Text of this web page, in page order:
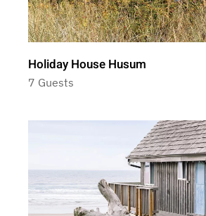
Holiday House Husum
7 Guests